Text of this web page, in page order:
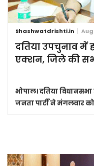
Shashwatdrishti.in
दतिया उपचुनाव में
एक्शन, जिले की
भोपाल।दतिया
जनता पार्टी ने मंगलवार